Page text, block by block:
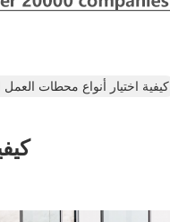
كيفية اختيار أنواع محطات